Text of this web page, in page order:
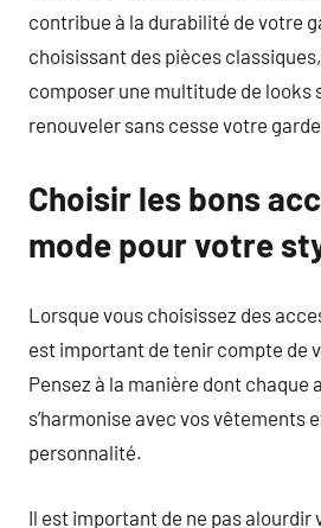
contribue à la durabilité de votre
choisissant des pièces
composer une multitude de looks
renouveler sans cesse votre
Choisir les bons
mode pour votre
Lorsque vous choisissez des
est important de tenir compte de
Pensez à la manière dont chaque
s’harmonise avec vos vêtements
personnalité.
Il est important de ne pas alourdir